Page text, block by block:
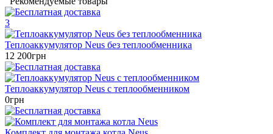
3
Теплоаккумулятор Neus без теплообменника
12 200грн
Теплоаккумулятор Neus c теплообменником
0грн